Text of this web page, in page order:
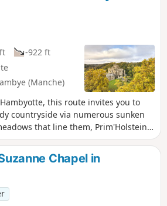
woodland on the slopes.
-922 ft
(Manche)
this route invites you to
countryside via numerous sunken
that line them, Prim'Holstein
mingle with Normande cows,
breed. At the end of the route,
you with its13th-century chapter
Chapel in